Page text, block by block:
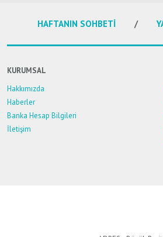
Ürün açıklamasında eksik bilgiler
Bu ürüne benzer farklı alternatifler
HAFTANIN SOHBETİ
KURUMSAL
Hakkımızda
Haberler
Banka Hesap Bilgileri
İletişim